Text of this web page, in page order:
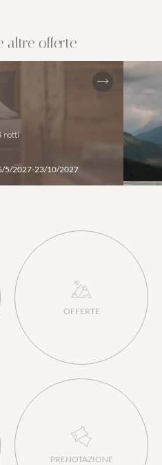
altre offerte
notti
5/2027-23/10/2027
OFFERTE
PRENOTAZIONE